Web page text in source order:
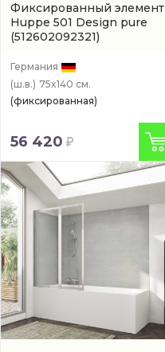
Фиксированный элемент
Huppe 501 Design pure
(512602092321)
Германия
(ш.в.) 75x140 см.
(фиксированная)
56 420